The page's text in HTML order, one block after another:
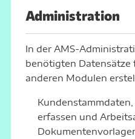
Administration
In der AMS-
benötigten Datensätze
anderen Modulen
erfassen und